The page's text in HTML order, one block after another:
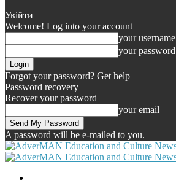
Увійти
Welcome! Log into your account
your username
your password
Forgot your password? Get help
Password recovery
Recover your password
your email
A password will be e-mailed to you.